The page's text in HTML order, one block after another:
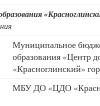
Муниципальное
образования «Центр
«Красноглинский»
МБУ ДО «ЦДО